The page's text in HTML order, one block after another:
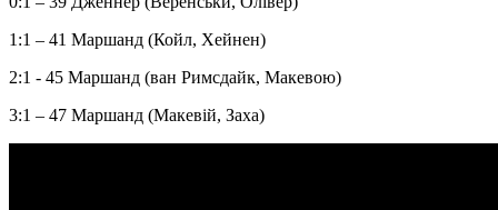
1:1 – 41 Маршанд (Койл, Хейнен)
2:1 - 45 Маршанд (ван Римсдайк, Макевою)
3:1 – 47 Маршанд (Макевій, Заха)